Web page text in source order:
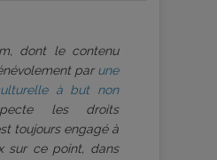
dont le contenu
par une
à but non
les droits
toujours engagé à
sur ce point, dans